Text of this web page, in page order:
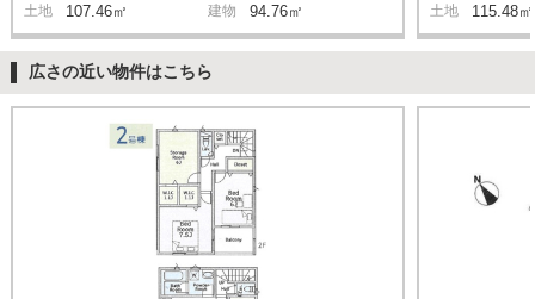
土地 107.46㎡ 建物 94.76㎡ 土地 115.48㎡
広さの近い物件はこちら